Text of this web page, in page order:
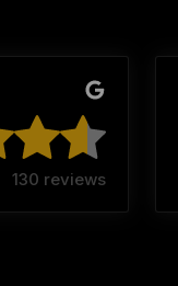
130 reviews